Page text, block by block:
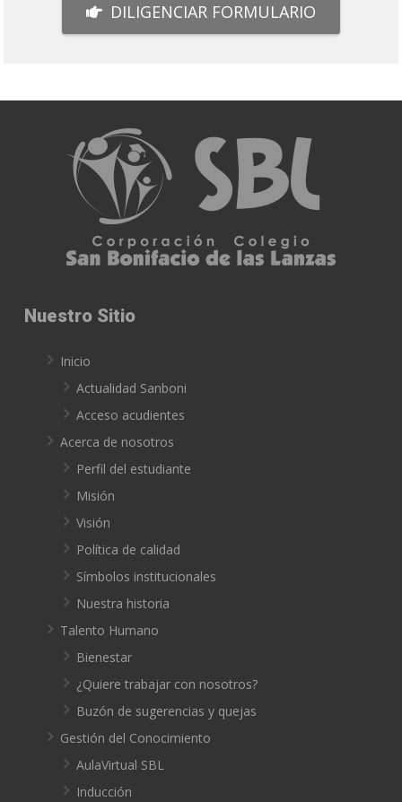
DILIGENCIAR FORMULARIO
Nuestro Sitio
Inicio
Actualidad Sanboni
Acceso acudientes
Acerca de nosotros
Perfil del estudiante
Misión
Visión
Política de calidad
Símbolos institucionales
Nuestra historia
Talento Humano
Bienestar
¿Quiere trabajar con nosotros?
Buzón de sugerencias y quejas
Gestión del Conocimiento
AulaVirtual SBL
Inducción